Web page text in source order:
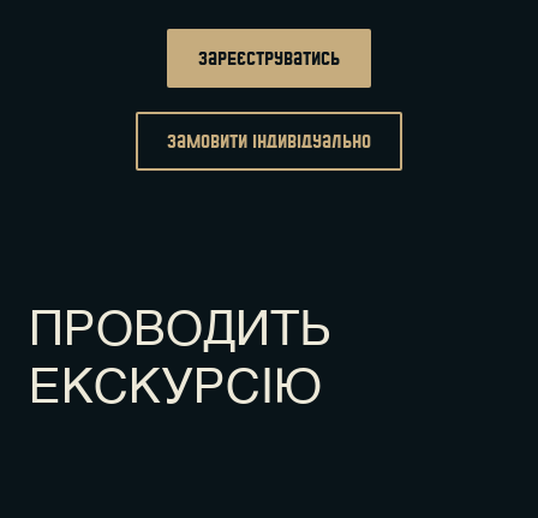
Зареєструватись
замовити індивідуально
ПРОВОДИТЬ
ЕКСКУРСІЮ